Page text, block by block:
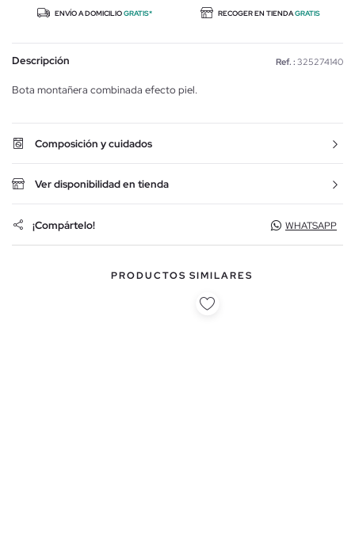
ENVÍO A DOMICILIOGRATIS* RECOGER EN TIENDAGRATIS
Descripción Ref. : 325274140
Bota montañera combinada efecto piel.
Composición y cuidados
Ver disponibilidad en tienda
¡Compártelo! WHATSAPP
PRODUCTOS SIMILARES